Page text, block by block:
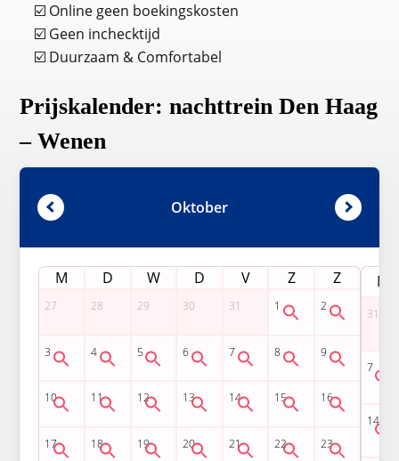
☑️ Online geen boekingskosten
☑️ Geen inchecktijd
☑️ Duurzaam & Comfortabel
Prijskalender: nachttrein Den Haag
– Wenen
Oktober
M D W D V Z Z M